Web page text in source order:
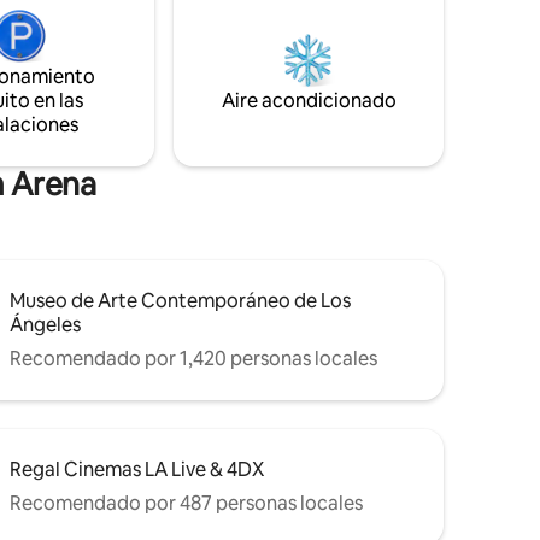
y
loft
de
edificio con ventanas insonorizadas
instaladas para un sueño cómodo. ➜
Piscina en la azotea, jacuzzi, cabaña y
gimnasio ➜ Estacionamiento gratuito
pies cuadrados/68m ²
en las
Aire acondicionado
Arena
Museo de Arte Contemporáneo de Los
Ángeles
Recomendado por 1,420 personas locales
Regal Cinemas LA Live & 4DX
Recomendado por 487 personas locales